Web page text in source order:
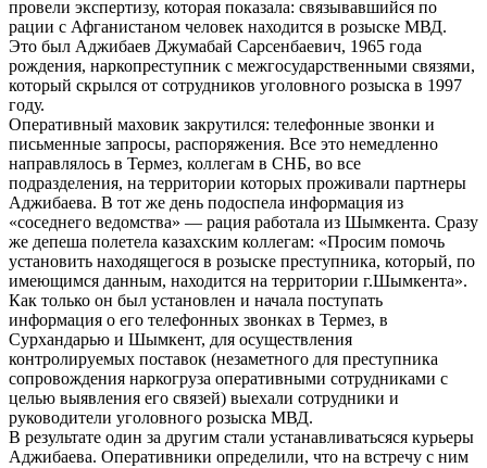
провели экспертизу, которая показала: связывавшийся по
рации с Афганистаном человек находится в розыске МВД.
Это был Аджибаев Джумабай Сарсенбаевич, 1965 года
рождения, наркопреступник с межгосударственными связями,
который скрылся от сотрудников уголовного розыска в 1997
году.
Оперативный маховик закрутился: телефонные звонки и
письменные запросы, распоряжения. Все это немедленно
направлялось в Термез, коллегам в СНБ, во все
подразделения, на территории которых проживали партнеры
Аджибаева. В тот же день подоспела информация из
«соседнего ведомства» — рация работала из Шымкента. Сразу
же депеша полетела казахским коллегам: «Просим помочь
установить находящегося в розыске преступника, который, по
имеющимся данным, находится на территории г.Шымкента».
Как только он был установлен и начала поступать
информация о его телефонных звонках в Термез, в
Сурхандарью и Шымкент, для осуществления
контролируемых поставок (незаметного для преступника
сопровождения наркогруза оперативными сотрудниками с
целью выявления его связей) выехали сотрудники и
руководители уголовного розыска МВД.
В результате один за другим стали устанавливатьсяся курьеры
Аджибаева. Оперативники определили, что на встречу с ним